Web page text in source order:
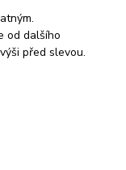
od dalšího
před slevou.